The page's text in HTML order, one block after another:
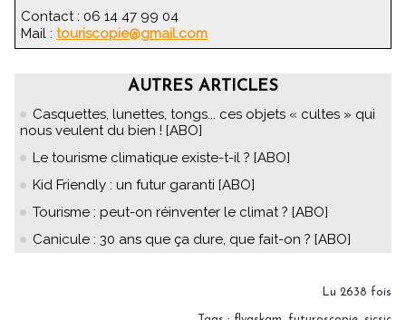
Contact : 06 14 47 99 04
Mail : touriscopie@gmail.com
AUTRES ARTICLES
Casquettes, lunettes, tongs... ces objets « cultes » qui
nous veulent du bien ! [ABO]
Le tourisme climatique existe-t-il ? [ABO]
Kid Friendly : un futur garanti [ABO]
Tourisme : peut-on réinventer le climat ? [ABO]
Canicule : 30 ans que ça dure, que fait-on ? [ABO]
Lu 2638 fois